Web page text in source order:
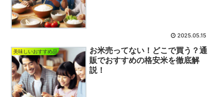
2025.05.15
美味しいおすすめ品
お米売ってない！どこで買う？通
販でおすすめの格安米を徹底解
説！